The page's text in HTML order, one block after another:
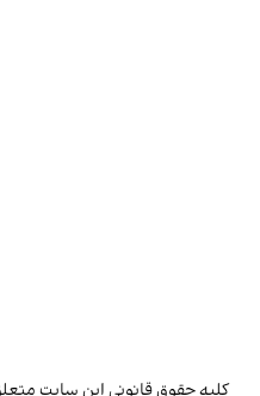
کلیه حقوق قانونی این سایت